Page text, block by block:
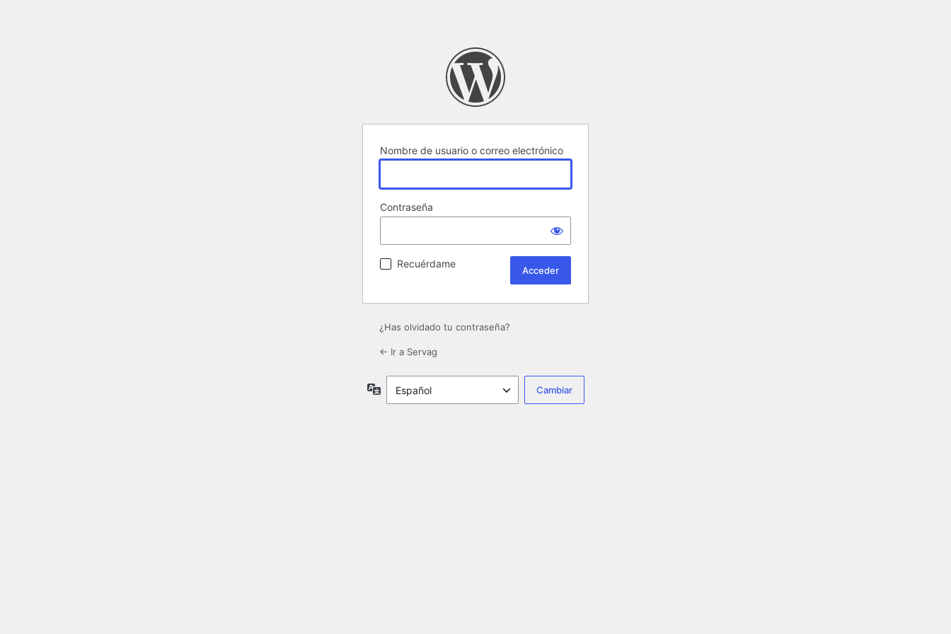
Nombre de usuario o correo electrónico
Contraseña
Recuérdame
¿Has olvidado tu contraseña?
← Ir a Servag
Idioma